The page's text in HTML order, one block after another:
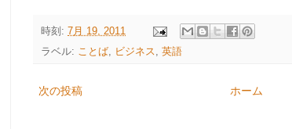
時刻: 7月 19, 2011
ラベル: ことば, ビジネス, 英語
次の投稿 ホーム